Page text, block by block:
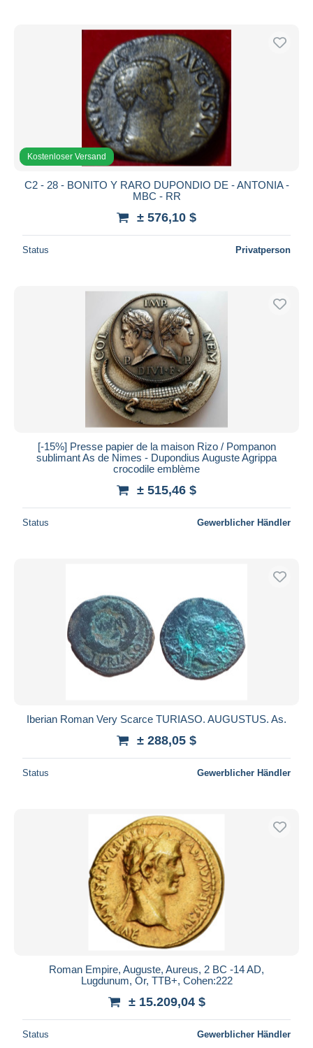
Kostenloser Versand
C2 - 28 - BONITO Y RARO DUPONDIO DE - ANTONIA -
MBC - RR
± 576,10 $
Status Privatperson
[-15%] Presse papier de la maison Rizo / Pompanon
sublimant As de Nimes - Dupondius Auguste Agrippa
crocodile emblème
± 515,46 $
Status Gewerblicher Händler
Iberian Roman Very Scarce TURIASO. AUGUSTUS. As.
± 288,05 $
Status Gewerblicher Händler
Roman Empire, Auguste, Aureus, 2 BC -14 AD,
Lugdunum, Or, TTB+, Cohen:222
± 15.209,04 $
Status Gewerblicher Händler